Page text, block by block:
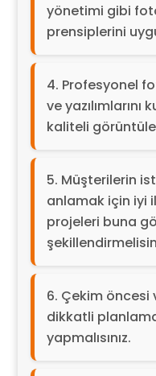
yönetimi gibi
prensiplerini
Profesyonel
ve
kaliteli
Müşterilerin
anlamak için iyi
projeleri buna
Çekim öncesi
dikkatli
yapmalısınız.